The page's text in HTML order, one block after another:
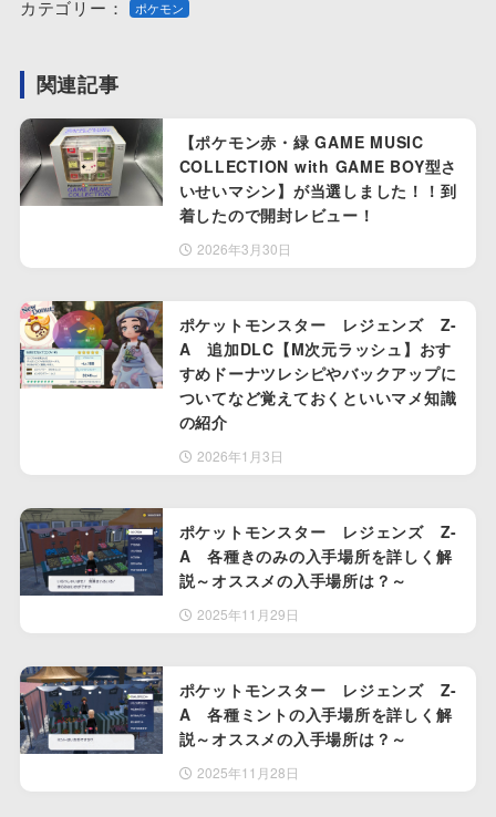
カテゴリー： ポケモン
関連記事
【ポケモン赤・緑 GAME MUSIC
COLLECTION with GAME BOY型さ
いせいマシン】が当選しました！！到
着したので開封レビュー！
2026年3月30日
ポケットモンスター レジェンズ Z-
A 追加DLC【M次元ラッシュ】おす
すめドーナツレシピやバックアップに
ついてなど覚えておくといいマメ知識
の紹介
2026年1月3日
ポケットモンスター レジェンズ Z-
A 各種きのみの入手場所を詳しく解
説～オススメの入手場所は？～
2025年11月29日
ポケットモンスター レジェンズ Z-
A 各種ミントの入手場所を詳しく解
説～オススメの入手場所は？～
2025年11月28日